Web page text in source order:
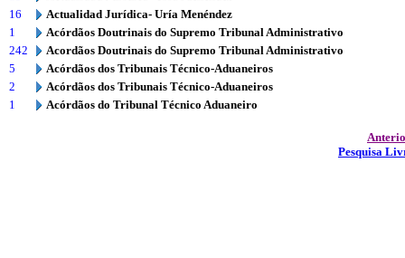
16
Actualidad Jurídica- Uría Menéndez
1
Acórdãos Doutrinais do Supremo Tribunal Administrativo
242
Acordãos Doutrinais do Supremo Tribunal Administrativo
5
Acórdãos dos Tribunais Técnico-Aduaneiros
2
Acórdãos dos Tribunais Técnico-Aduaneiros
1
Acórdãos do Tribunal Técnico Aduaneiro
Pesquisa